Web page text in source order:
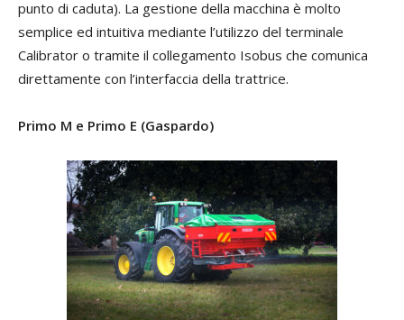
punto di caduta). La gestione della macchina è molto
semplice ed intuitiva mediante l’utilizzo del terminale
Calibrator o tramite il collegamento Isobus che comunica
direttamente con l’interfaccia della trattrice.
Primo M e Primo E (Gaspardo)